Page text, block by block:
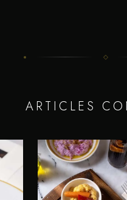
ARTICLES